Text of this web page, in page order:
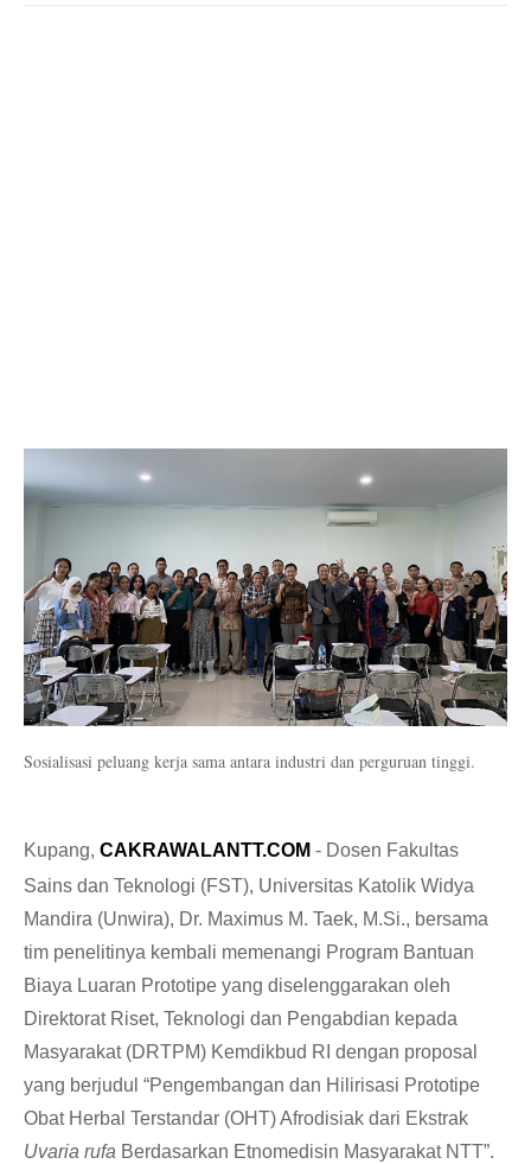
Sosialisasi peluang kerja sama antara industri dan perguruan tinggi.
Kupang, CAKRAWALANTT.COM - Dosen Fakultas
Sains dan Teknologi (FST), Universitas Katolik Widya
Mandira (Unwira), Dr. Maximus M. Taek, M.Si., bersama
tim penelitinya kembali memenangi Program Bantuan
Biaya Luaran Prototipe yang diselenggarakan oleh
Direktorat Riset, Teknologi dan Pengabdian kepada
Masyarakat (DRTPM) Kemdikbud RI dengan proposal
yang berjudul “Pengembangan dan Hilirisasi Prototipe
Obat Herbal Terstandar (OHT) Afrodisiak dari Ekstrak
Uvaria rufa Berdasarkan Etnomedisin Masyarakat NTT”.